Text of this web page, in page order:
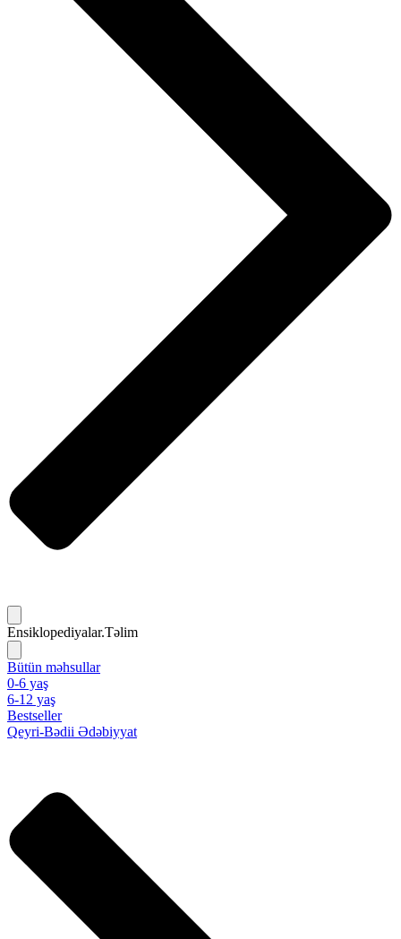
Ensiklopediyalar.Təlim
Bütün məhsullar
0-6 yaş
6-12 yaş
Bestseller
Qeyri-Bədii Ədəbiyyat